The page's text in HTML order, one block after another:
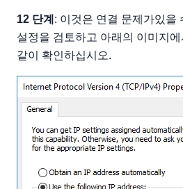
12 단계 : 이것은 연결 문제가있을
설정을 검토하고 아래의 이미지
같이 확인하십시오.